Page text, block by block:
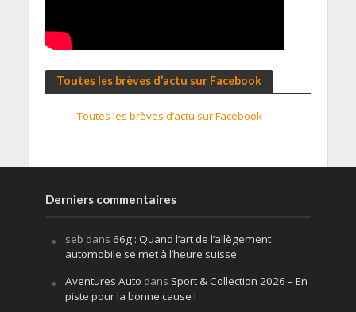
Toutes les brèves d’actu sur Facebook
Toutes les brèves d’actu sur Facebook
Derniers commentaires
seb dans 66g : Quand l’art de l’allègement
automobile se met à l’heure suisse
Aventures Auto dans Sport & Collection 2026 – En
piste pour la bonne cause !